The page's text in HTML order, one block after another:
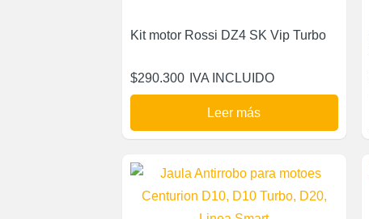
Kit motor Rossi DZ4 SK Vip Turbo
$290.300 IVA INCLUIDO
Leer más